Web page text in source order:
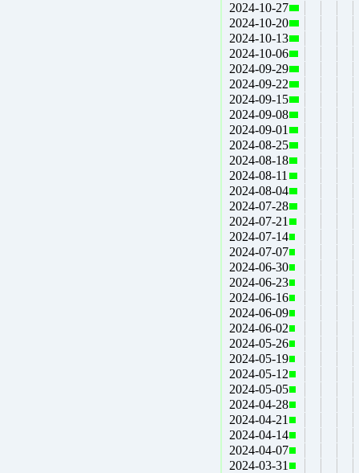
2024-10-27
2024-10-20
2024-10-13
2024-10-06
2024-09-29
2024-09-22
2024-09-15
2024-09-08
2024-09-01
2024-08-25
2024-08-18
2024-08-11
2024-08-04
2024-07-28
2024-07-21
2024-07-14
2024-07-07
2024-06-30
2024-06-23
2024-06-16
2024-06-09
2024-06-02
2024-05-26
2024-05-19
2024-05-12
2024-05-05
2024-04-28
2024-04-21
2024-04-14
2024-04-07
2024-03-31